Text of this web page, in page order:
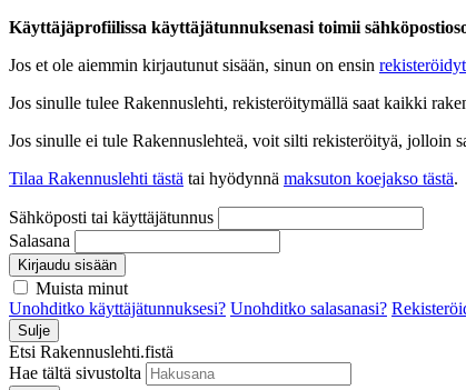
Käyttäjäprofiilissa käyttäjätunnuksenasi toimii
Jos et ole aiemmin kirjautunut sisään, sinun on ensin
Jos sinulle tulee Rakennuslehti, rekisteröitymällä saat kaikki
Jos sinulle ei tule Rakennuslehteä, voit silti rekisteröityä, jolloin
Tilaa Rakennuslehti tästä tai hyödynnä maksuton koejakso tästä.
Sähköposti tai käyttäjätunnus
Salasana
Kirjaudu sisään
Muista minut
Unohditko käyttäjätunnuksesi? Unohditko salasanasi?
Sulje
Etsi Rakennuslehti.fistä
Hae tältä sivustolta